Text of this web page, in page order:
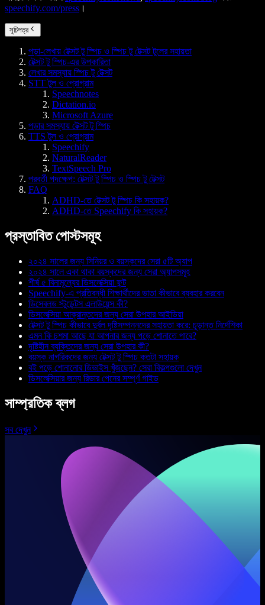
speechify.com/press ।
সূচিপত্র
পড়া-লেখায় টেক্সট টু স্পিচ ও স্পিচ টু টেক্সট টুলের সহায়তা
টেক্সট টু স্পিচ-এর উপকারিতা
লেখার সমস্যায় স্পিচ টু টেক্সট
STT টুল ও প্রোগ্রাম
Speechnotes
Dictation.io
Microsoft Azure
পড়ার সমস্যায় টেক্সট টু স্পিচ
TTS টুল ও প্রোগ্রাম
Speechify
NaturalReader
TextSpeech Pro
পরবর্তী পদক্ষেপ: টেক্সট টু স্পিচ ও স্পিচ টু টেক্সট
FAQ
ADHD-তে টেক্সট টু স্পিচ কি সহায়ক?
ADHD-তে Speechify কি সহায়ক?
প্রস্তাবিত পোস্টসমূহ
২০২৪ সালের জন্য সিনিয়র ও বয়স্কদের সেরা ৫টি অ্যাপ
২০২৪ সালে একা থাকা বয়স্কদের জন্য সেরা অ্যাপসমূহ
শীর্ষ ৫ বিনামূল্যের ডিসলেক্সিয়া ফন্ট
Speechify-এ প্রতিবন্ধী শিক্ষার্থীদের ভাতা কীভাবে ব্যবহার করবেন
ডিসেবলড স্টুডেন্টস এলাউয়েন্স কী?
ডিসলেক্সিয়া আক্রান্তদের জন্য সেরা উপহার আইডিয়া
টেক্সট টু স্পিচ কীভাবে দুর্বল দৃষ্টিসম্পন্নদের সহায়তা করে: চূড়ান্ত নির্দেশিকা
এমন কি চশমা আছে যা আপনার জন্য পড়ে শোনাতে পারে?
দৃষ্টিহীন ব্যক্তিদের জন্য সেরা উপহার কী?
বয়স্ক নাগরিকদের জন্য টেক্সট টু স্পিচ কতটা সহায়ক
বই পড়ে শোনানোর ডিভাইস খুঁজছেন? সেরা বিকল্পগুলো দেখুন
ডিসলেক্সিয়ার জন্য রিডার পেনের সম্পূর্ণ গাইড
সাম্প্রতিক ব্লগ
সব দেখুন